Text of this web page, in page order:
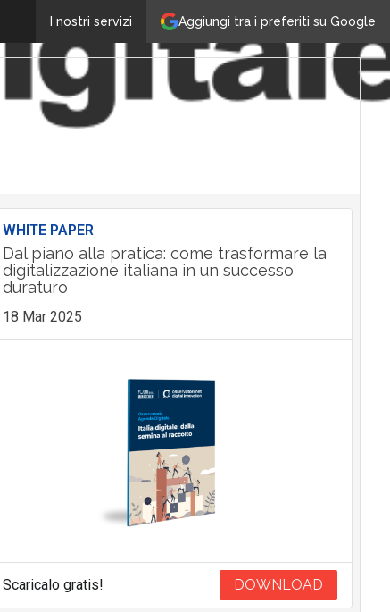
Aggiungi tra i preferiti su Google
I nostri servizi
WHITE PAPER
Dal piano alla pratica: come trasformare la
digitalizzazione italiana in un successo
duraturo
18 Mar 2025
Scaricalo gratis! DOWNLOAD